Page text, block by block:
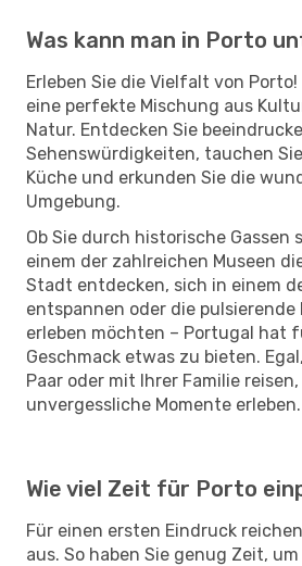
Was kann man in Porto
Erleben Sie die Vielfalt von
eine perfekte Mischung aus
Natur. Entdecken Sie
Sehenswürdigkeiten, tauchen
Küche und erkunden Sie die
Umgebung.
Ob Sie durch historische Gassen
einem der zahlreichen Museen
Stadt entdecken, sich in einem
entspannen oder die pulsierende
erleben möchten – Portugal hat
Geschmack etwas zu bieten.
Paar oder mit Ihrer Familie
unvergessliche Momente erleben.
Wie viel Zeit für Porto
Für einen ersten Eindruck
aus. So haben Sie genug Zeit,